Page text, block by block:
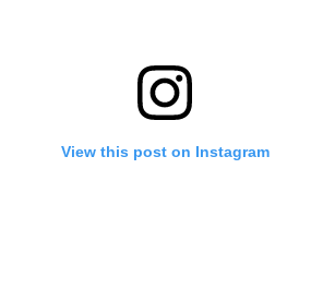
View this post on Instagram